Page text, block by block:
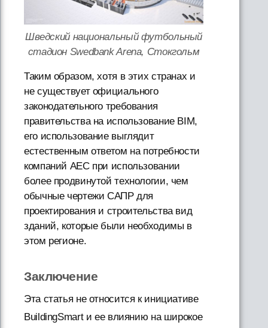
Шведский национальный футбольный
стадион Swedbank Arena, Стокгольм
Таким образом, хотя в этих странах и
не существует официального
законодательного требования
правительства на использование BIM,
его использование выглядит
естественным ответом на потребности
компаний AEC при использовании
более продвинутой технологии, чем
обычные чертежи САПР для
проектирования и строительства вид
зданий, которые были необходимы в
этом регионе.
Заключение
Эта статья не относится к инициативе
BuildingSmart и ее влиянию на широкое